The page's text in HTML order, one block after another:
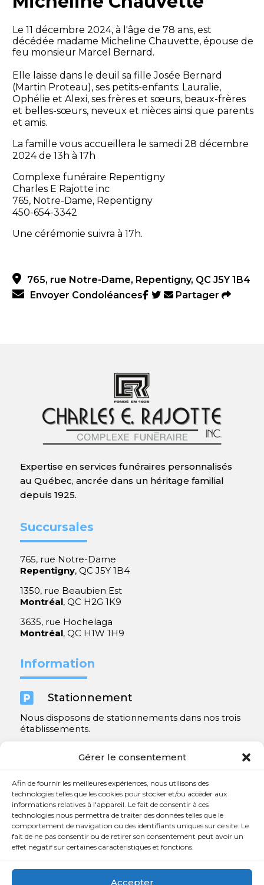
Gérer le consentement
Afin de fournir les meilleures expériences, nous utilisons des
technologies telles que les cookies pour stocker et/ou accéder aux
informations relatives à l'appareil. Le fait de consentir à ces
technologies nous permettra de traiter des données telles que le
comportement de navigation ou des identifiants uniques sur ce site. Le
fait de ne pas consentir ou de retirer son consentement peut avoir un
effet négatif sur certaines caractéristiques et fonctions.
Accepter
Le 11 décembre 2024, à l'âge de 78 ans, est
décédée madame Micheline Chauvette, épouse de
feu monsieur Marcel Bernard.
Elle laisse dans le deuil sa fille Josée Bernard
(Martin Proteau), ses petits-enfants: Lauralie,
Ophélie et Alexi, ses frères et sœurs, beaux-frères
et belles-sœurs, neveux et nièces ainsi que parents
et amis.
La famille vous accueillera le samedi 28 décembre
2024 de 13h à 17h
Complexe funéraire Repentigny
Charles E Rajotte inc
765, Notre-Dame, Repentigny
450-654-3342
Une cérémonie suivra à 17h.
765, rue Notre-Dame, Repentigny, QC J5Y 1B4
Envoyer Condoléances
Partager
Expertise en services funéraires personnalisés
au Québec, ancrée dans un héritage familial
depuis 1925.
Succursales
765, rue Notre-Dame
Repentigny, QC J5Y 1B4
1350, rue Beaubien Est
Montréal, QC H2G 1K9
3635, rue Hochelaga
Montréal, QC H1W 1H9
Information
 Stationnement
Nous disposons de stationnements dans nos trois
établissements.
Contact
 450 654-3342
 info@charlesrajotte.com
765, rue Notre-Dame